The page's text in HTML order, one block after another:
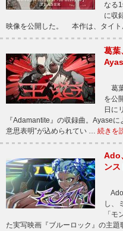
なる
に収
映像を公開した。 本作は、タイ
葛葉
葛
を公
日に
『Adamantite』の収録曲。Ayase
意思表明”が込められてい … 続きを
Ado
ンス
Ado
し、
「
た実写映画『ブルーロック』の主題